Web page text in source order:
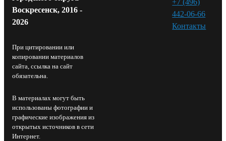
Воскресенск, 2016 -
2026
При цитировании или
копировании материалов
сайта, ссылка на сайт
обязательна.
В материалах могут быть
использованы фотографии и
графические изображения из
открытых источников в сети
Интернет.
442-06-66
Контакты⁠